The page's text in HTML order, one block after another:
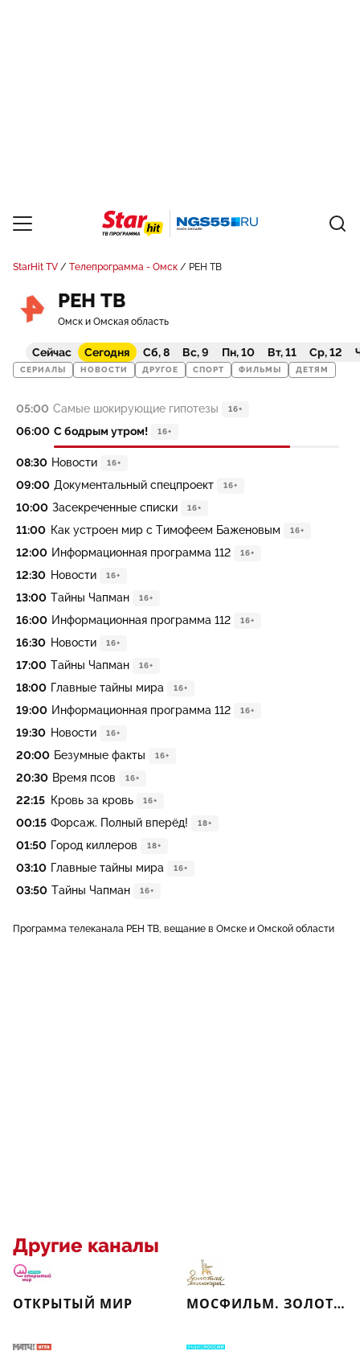
StarHit TV Телепрограмма - Омск РЕН ТВ
РЕН ТВ
Омск и Омская область
Сейчас Сегодня Сб, 8 Вс, 9 Пн, 10 Вт, 11 Ср, 12
СЕРИАЛЫ НОВОСТИ ДРУГОЕ СПОРТ ФИЛЬМЫ ДЕТЯМ
05:00 Самые шокирующие гипотезы 16+
06:00 С бодрым утром! 16+
08:30 Новости 16+
09:00 Документальный спецпроект 16+
10:00 Засекреченные списки 16+
11:00 Как устроен мир с Тимофеем Баженовым 16+
12:00 Информационная программа 112 16+
12:30 Новости 16+
13:00 Тайны Чапман 16+
16:00 Информационная программа 112 16+
16:30 Новости 16+
17:00 Тайны Чапман 16+
18:00 Главные тайны мира 16+
19:00 Информационная программа 112 16+
19:30 Новости 16+
20:00 Безумные факты 16+
20:30 Время псов 16+
22:15 Кровь за кровь 16+
00:15 Форсаж. Полный вперёд! 18+
01:50 Город киллеров 18+
03:10 Главные тайны мира 16+
03:50 Тайны Чапман 16+
Программа телеканала РЕН ТВ, вещание в Омске и Омской области
Другие каналы
ОТКРЫТЫЙ МИР МОСФИЛЬМ. ЗОЛОТАЯ КОЛЛЕКЦИЯ